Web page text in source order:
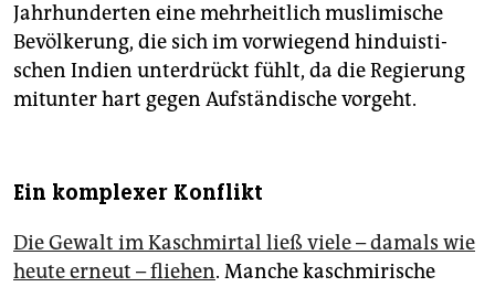
Jahrhunderten eine mehrheitlich muslimische
Bevölkerung, die sich im vorwiegend hin­duis­ti­
schen Indien unterdrückt fühlt, da die Regierung
mitunter hart gegen Aufständische vorgeht.
Ein komplexer Konflikt
Die Gewalt im Kaschmirtal ließ viele – damals wie
heute erneut – fliehen. Manche kaschmirische